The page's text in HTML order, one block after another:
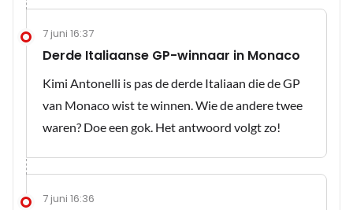
7 juni 16:37
Derde Italiaanse GP-winnaar in Monaco
Kimi Antonelli is pas de derde Italiaan die de GP
van Monaco wist te winnen. Wie de andere twee
waren? Doe een gok. Het antwoord volgt zo!
7 juni 16:36